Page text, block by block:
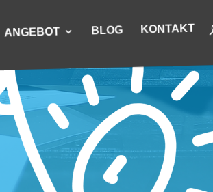
ANGEBOT BLOG KONTAKT